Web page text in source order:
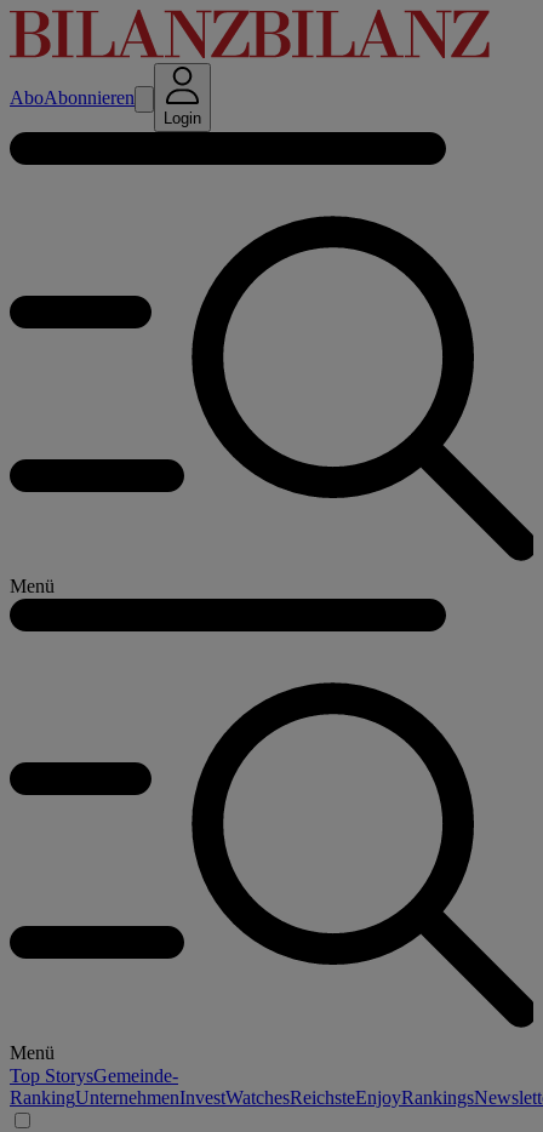
AboAbonnieren
Login
Menü
Menü
Top StorysGemeinde-
RankingUnternehmenInvestWatchesReichsteEnjoyRankings